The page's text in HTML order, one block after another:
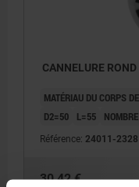
CANNELURE
MATÉRIAU DU CORPS
D2=50
L=55
Référence: 24011-
30,42 €